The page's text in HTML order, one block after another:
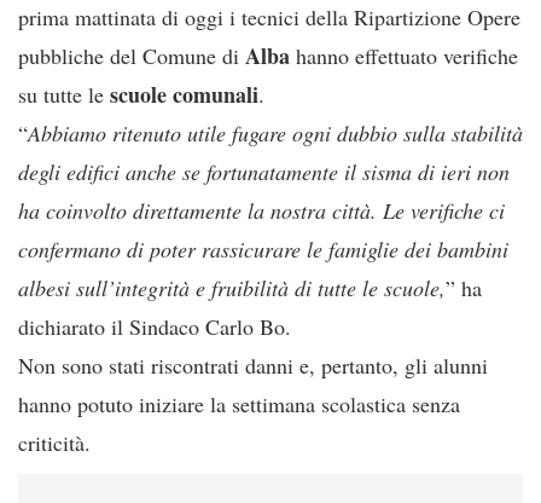
prima mattinata di oggi i tecnici della Ripartizione Opere
pubbliche del Comune di Alba hanno effettuato verifiche
su tutte le scuolecomunali.
“Abbiamo ritenuto utile fugare ogni dubbio sulla stabilità
degli edifici anche se fortunatamente il sisma di ieri non
ha coinvolto direttamente la nostra città. Le verifiche ci
confermano di poter rassicurare le famiglie dei bambini
albesi sull’integrità e fruibilità di tutte le scuole,” ha
dichiarato il Sindaco Carlo Bo.
Non sono stati riscontrati danni e, pertanto, gli alunni
hanno potuto iniziare la settimana scolastica senza
criticità.